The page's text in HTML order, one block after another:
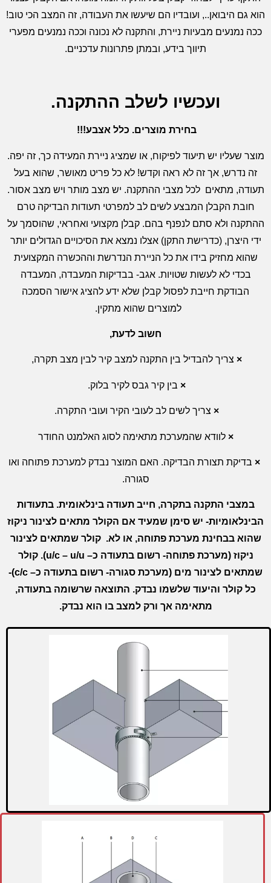
הוא גם היבואן.., ועובדיו הם שיעשו את העבודה, זה המצב הכי טוב!
ככה נמנעים מבעיות ניירת, והתקנה לא נכונה וככה נמנעים מפערי
תיווך בידע, ובמתן פתרונות עדכניים.
ועכשיו לשלב ההתקנה.
בחירת מוצרים. כלל אצבע!!!
מוצר שעליו יש תיעוד לפיקוח, או שמציג ניירת המעידה כך, זה יפה.
זה נדרש, אך זה לא ראה וקדש! לא כל פריט מאושר, שהוא בעל
תעודה, מתאים לכל מצבי ההתקנה. יש מצב מותר ויש מצב אסור.
חובת הקבלן המבצע לשים לב למפרטי תעודות הבדיקה טרם
ההתקנה ולא סתם לנפנף בהם. קבלן מקצועי ואחראי, שהוסמך על
ידי היצרן, (כדרישת התקן) אצלו נמצא את הסיכויים הגדולים יותר
שהוא מחזיק בידו את כל הניירת הנדרשת וההכשרה המקצועית
בכדי לא לעשות שטויות. אגב- בבדיקות המעבדה, המעבדה
הבודקת חייבת לפסול קבלן שלא ידע להציג אישור הסמכה
למוצרים שהוא מתקין.
חשוב לדעת,
× צריך להבדיל בין התקנה למצב קיר לבין מצב תקרה,
× בין קיר גבס לקיר בלוק.
× צריך לשים לב לעובי הקיר ועובי התקרה.
× לוודא שהמערכת מתאימה לסוג האלמנט החודר
× בדיקת תצורת הבדיקה. האם המוצר נבדק למערכת פתוחה ואו
סגורה.
במצבי התקנה בתקרה, חייב תעודה בינלאומית. בתעודות
הבינלאומיות- יש סימן שמעיד אם הקולר מתאים לצינור ניקוז
שהוא בבחינת מערכת פתוחה, או לא. קולר שמתאים לצינור
ניקוז(מערכת פתוחה- רשום בתעודה כ– u/c – u/u).
קולר
שמתאים לצינור מים (מערכת סגורה- רשום בתעודה כ– c/c)-
כל קולר והיעוד שלשמו נבדק. התוצאה שרשומה בתעודה,
מתאימה אך ורק למצב בו הוא נבדק.